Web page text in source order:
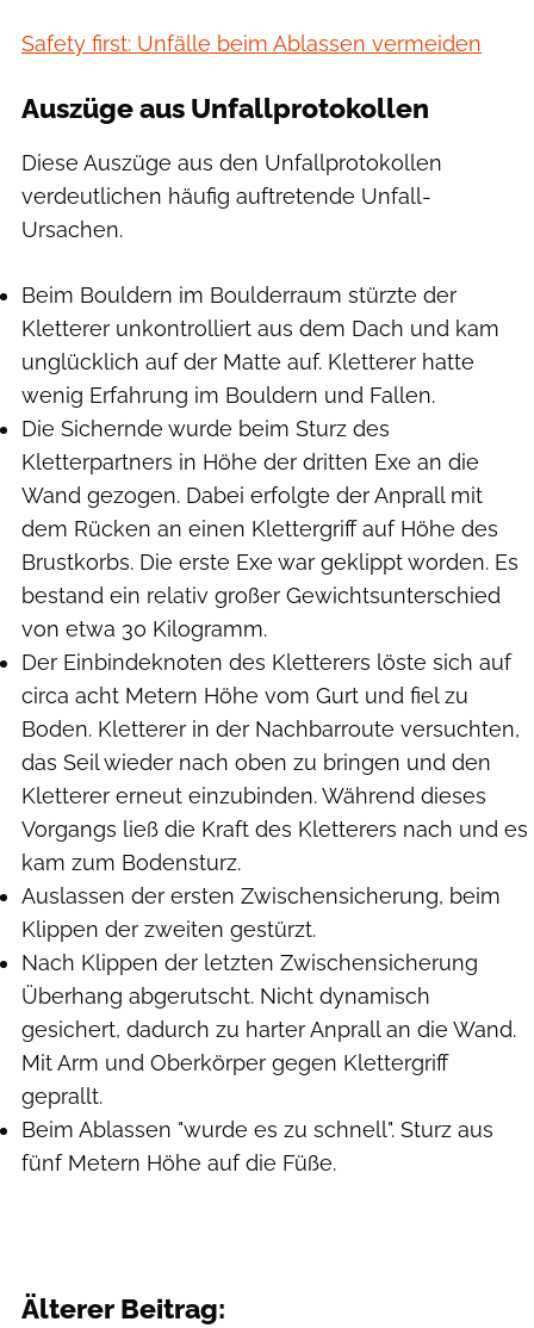
Safety first: Unfälle beim Ablassen vermeiden
Auszüge aus Unfallprotokollen
Diese Auszüge aus den Unfallprotokollen
verdeutlichen häufig auftretende Unfall-
Ursachen.
Beim Bouldern im Boulderraum stürzte der
Kletterer unkontrolliert aus dem Dach und kam
unglücklich auf der Matte auf. Kletterer hatte
wenig Erfahrung im Bouldern und Fallen.
Die Sichernde wurde beim Sturz des
Kletterpartners in Höhe der dritten Exe an die
Wand gezogen. Dabei erfolgte der Anprall mit
dem Rücken an einen Klettergriff auf Höhe des
Brustkorbs. Die erste Exe war geklippt worden. Es
bestand ein relativ großer Gewichtsunterschied
von etwa 30 Kilogramm.
Der Einbindeknoten des Kletterers löste sich auf
circa acht Metern Höhe vom Gurt und fiel zu
Boden. Kletterer in der Nachbarroute versuchten,
das Seil wieder nach oben zu bringen und den
Kletterer erneut einzubinden. Während dieses
Vorgangs ließ die Kraft des Kletterers nach und es
kam zum Bodensturz.
Auslassen der ersten Zwischensicherung, beim
Klippen der zweiten gestürzt.
Nach Klippen der letzten Zwischensicherung
Überhang abgerutscht. Nicht dynamisch
gesichert, dadurch zu harter Anprall an die Wand.
Mit Arm und Oberkörper gegen Klettergriff
geprallt.
Beim Ablassen "wurde es zu schnell". Sturz aus
fünf Metern Höhe auf die Füße.
Älterer Beitrag: